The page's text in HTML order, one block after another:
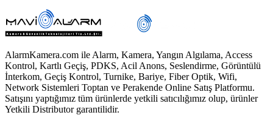
AlarmKamera.com ile Alarm, Kamera, Yangın Algılama, Access
Kontrol, Kartlı Geçiş, PDKS, Acil Anons, Seslendirme, Görüntülü
İnterkom, Geçiş Kontrol, Turnike, Bariye, Fiber Optik, Wifi,
Network Sistemleri Toptan ve Perakende Online Satış Platformu.
Satışını yaptığımız tüm ürünlerde yetkili satıcılığımız olup, ürünler
Yetkili Distributor garantilidir.